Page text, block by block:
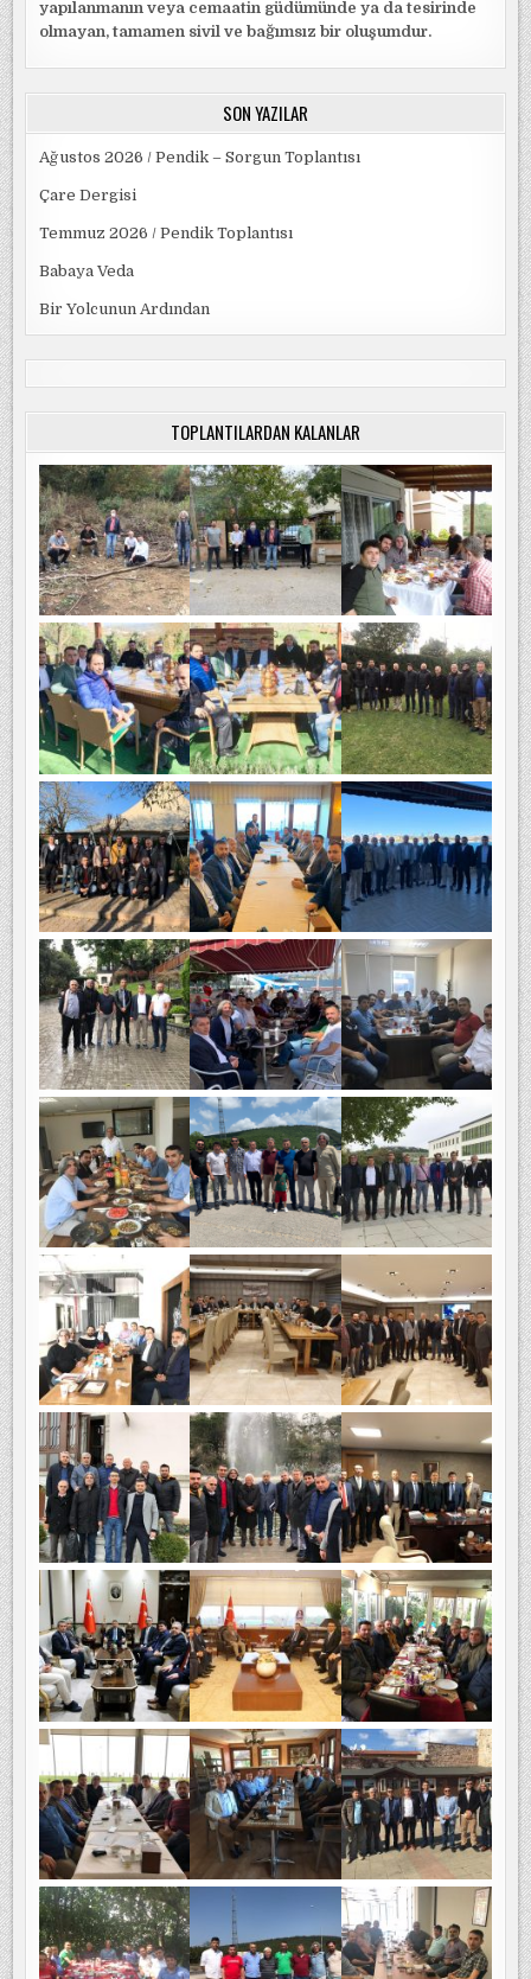
yapılanmanın veya cemaatin güdümünde ya da tesirinde
olmayan, tamamen sivil ve bağımsız bir oluşumdur.
SON YAZILAR
Ağustos 2026 / Pendik – Sorgun Toplantısı
Çare Dergisi
Temmuz 2026 / Pendik Toplantısı
Babaya Veda
Bir Yolcunun Ardından
TOPLANTILARDAN KALANLAR